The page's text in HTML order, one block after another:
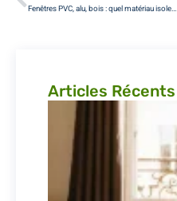
Fenêtres PVC, alu, bois : quel matériau isole le mieux en hiver ?
Articles Récents